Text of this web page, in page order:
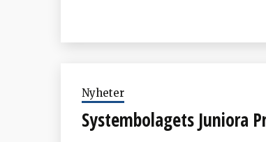
Nyheter
Systembolagets Juniora